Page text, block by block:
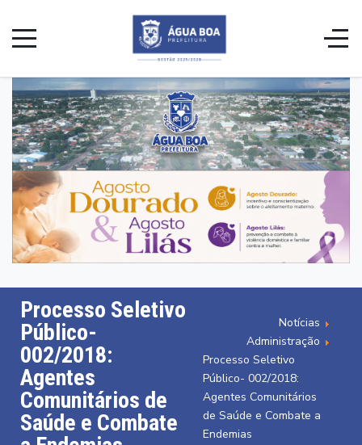
Processo Seletivo
Público-
002/2018:
Agentes
Comunitários de
Saúde e Combate
Notícias
Administração
Processo Seletivo
Público- 002/2018:
Agentes Comunitários
de Saúde e Combate a
Endemias